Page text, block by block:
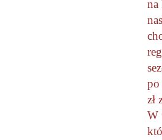
na
po
zł
W